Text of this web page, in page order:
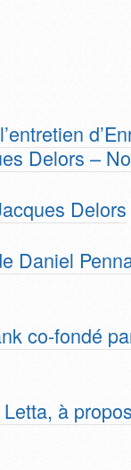
Delors –
Delors
Daniel
co-fondé
à